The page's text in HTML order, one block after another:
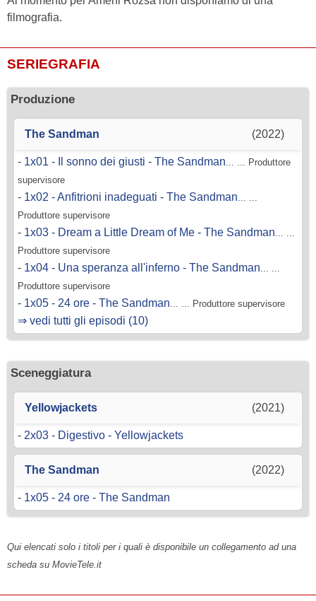
filmografia.
SERIEGRAFIA
Produzione
The Sandman (2022)
- 1x01 - Il sonno dei giusti - The Sandman ... ... Produttore
supervisore
- 1x02 - Anfitrioni inadeguati - The Sandman
Produttore supervisore
- 1x03 - Dream a Little Dream of Me - The Sandman
Produttore supervisore
- 1x04 - Una speranza all'inferno - The Sandman
Produttore supervisore
- 1x05 - 24 ore - The Sandman ... ... Produttore supervisore
⇒ vedi tutti gli episodi (10)
Sceneggiatura
Yellowjackets (2021)
- 2x03 - Digestivo - Yellowjackets
The Sandman (2022)
- 1x05 - 24 ore - The Sandman
Qui elencati solo i titoli per i quali è disponibile un collegamento ad una
scheda su MovieTele.it